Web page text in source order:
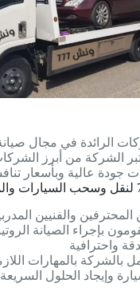
الرائدة في مجال
الشركة من أبرز
جودة عالية وبأسعار
والفنيين
بإجراء الصيانة
واحترافية
بالشركة بالمهارات
وإيجاد الحلول السريعة